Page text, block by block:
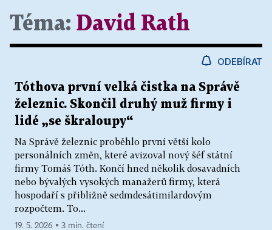
Téma: David Rath
ODEBÍRAT
Tóthova první velká čistka na Správě
železnic. Skončil druhý muž firmy i
lidé „se škraloupy“
Na Správě železnic proběhlo první větší kolo
personálních změn, které avizoval nový šéf státní
firmy Tomáš Tóth. Končí hned několik dosavadních
nebo bývalých vysokých manažerů firmy, která
hospodaří s přibližně sedmdesátimilardovým
rozpočtem. To...
19. 5. 2026 ▪ 3 min. čtení